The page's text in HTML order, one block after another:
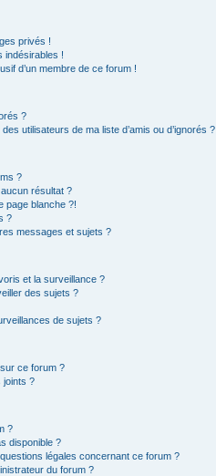
privés !
indésirables !
d’un membre de ce forum !
?
utilisateurs de ma liste d’amis ou d’ignorés ?
?
résultat ?
page blanche ?!
?
messages et sujets ?
et la surveillance ?
des sujets ?
de sujets ?
ce forum ?
joints ?
?
disponible ?
légales concernant ce forum ?
du forum ?